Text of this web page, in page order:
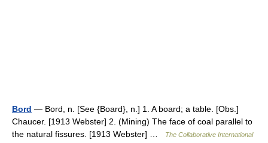
Bord — Bord, n. [See {Board}, n.] 1. A board; a table. [Obs.]
Chaucer. [1913 Webster] 2. (Mining) The face of coal parallel to
the natural fissures. [1913 Webster] …
The Collaborative International